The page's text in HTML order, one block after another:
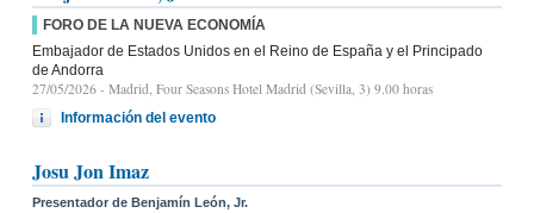
FORO DE LA NUEVA ECONOMÍA
Embajador de Estados Unidos en el Reino de España y el Principado
de Andorra
27/05/2026 - Madrid, Four Seasons Hotel Madrid (Sevilla, 3) 9.00 horas
Información del evento
Josu Jon Imaz
Presentador de Benjamín León, Jr.